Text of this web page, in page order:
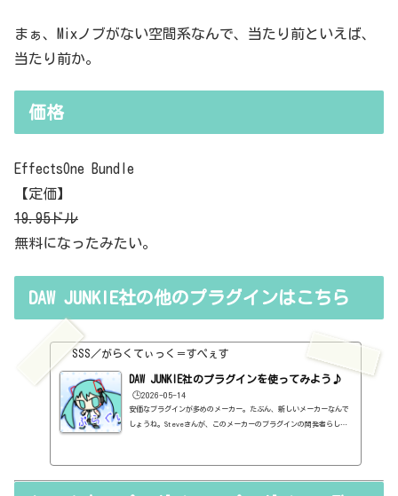
まぁ、Mixノブがない空間系なんで、当たり前といえば、
当たり前か。
価格
EffectsOne Bundle
【定価】
19.95ドル
無料になったみたい。
DAW JUNKIE社の他のプラグインはこちら
SSS／がらくてぃっく＝すぺぇす
DAW JUNKIE社のプラグインを使ってみよう♪
🕒️2026-05-14
安価なプラグインが多めのメーカー。たぶん、新しいメーカーなんで
しょうね。Steveさんが、このメーカーのプラグインの開発者らしい